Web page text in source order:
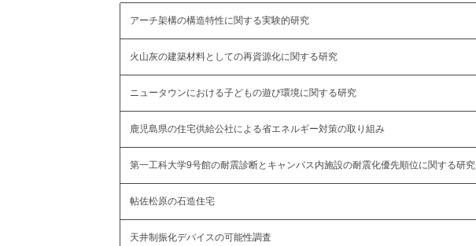
アーチ架構の構造特性に関する実験的研究
火山灰の建築材料としての再資源化に関する研究
ニュータウンにおける子どもの遊び環境に関する研究
鹿児島県の住宅供給公社による省エネルギー対策の取り組み
第一工科大学9号館の耐震診断とキャンパス内施設の耐震化優先順位に関する研究
帖佐松原の石造住宅
天井制振化デバイスの可能性調査